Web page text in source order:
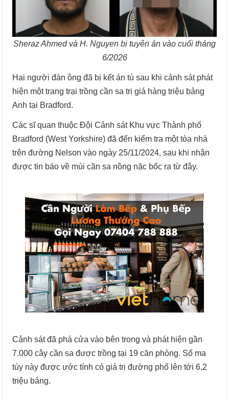
Sheraz Ahmed và H. Nguyen bị tuyên án vào cuối tháng
6/2026
Hai người đàn ông đã bị kết án tù sau khi cảnh sát phát
hiện một trang trại trồng cần sa trị giá hàng triệu bảng
Anh tại Bradford.
Các sĩ quan thuộc Đội Cảnh sát Khu vực Thành phố
Bradford (West Yorkshire) đã đến kiểm tra một tòa nhà
trên đường Nelson vào ngày 25/11/2024, sau khi nhận
được tin báo về mùi cần sa nồng nặc bốc ra từ đây.
Cảnh sát đã phá cửa vào bên trong và phát hiện gần
7.000 cây cần sa được trồng tại 19 căn phòng. Số ma
túy này được ước tính có giá trị đường phố lên tới 6,2
triệu bảng.